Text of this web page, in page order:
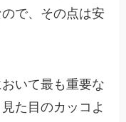
で、その点は安
いて最も重要な
た目のカッコよ